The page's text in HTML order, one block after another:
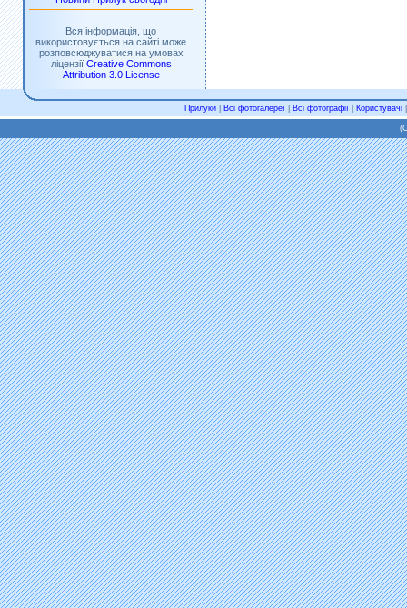
Вся інформація, що
використовується на сайті може
розповсюджуватися на умовах
ліцензії Creative Commons
Attribution 3.0 License
Прилуки| Всі фотогалереї| Всі фотографії| Користувачі